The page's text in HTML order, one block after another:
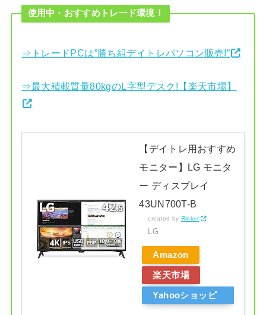
使用中・おすすめトレード環境！
⇒トレードPCは”勝ち組デイトレパソコン販売!”
⇒最大積載質量80kgのL字型デスク!【楽天市場】
【デイトレ用おすすめ
モニター】LG モニタ
ー ディスプレイ
43UN700T-B
created by Rinker
LG
Amazon
楽天市場
Yahooショッピ